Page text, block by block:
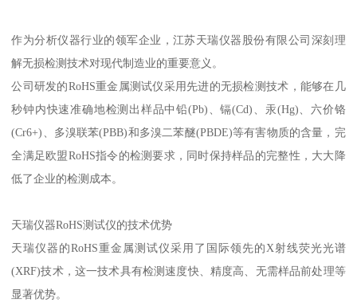
作为分析仪器行业的领军企业，江苏天瑞仪器股份有限公司深刻理
解无损检测技术对现代制造业的重要意义。
公司研发的RoHS重金属测试仪采用先进的无损检测技术，能够在几
秒钟内快速准确地检测出样品中铅(Pb)、镉(Cd)、汞(Hg)、六价铬
(Cr6+)、多溴联苯(PBB)和多溴二苯醚(PBDE)等有害物质的含量，完
全满足欧盟RoHS指令的检测要求，同时保持样品的完整性，大大降
低了企业的检测成本。
天瑞仪器RoHS测试仪的技术优势
天瑞仪器的RoHS重金属测试仪采用了国际领先的X射线荧光光谱
(XRF)技术，这一技术具有检测速度快、精度高、无需样品前处理等
显著优势。